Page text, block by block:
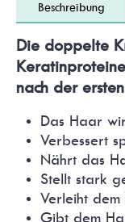
Beschreibung
Die doppelte
nach der
Das Haar
Verbessert
Nährt das
Stellt stark
Verleiht
Gibt dem